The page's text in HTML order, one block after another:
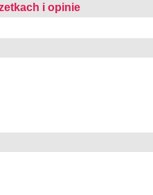
i opinie